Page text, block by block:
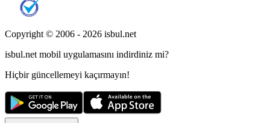
Copyright © 2006 - 2026 isbul.net
isbul.net mobil uygulamasını indirdiniz mi?
Hiçbir güncellemeyi kaçırmayın!